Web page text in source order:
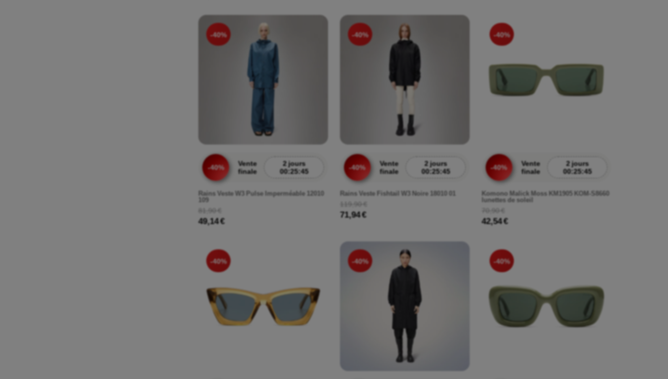
-40%
-40%
Vente
finale
2 jours
00:25:43
Rains Veste W3 Pulse Imperméable 12010
109
81,90 €
49,14 €
-40%
-40%
Vente
finale
2 jours
00:25:43
Rains Veste Fishtail W3 Noire 18010 01
119,90 €
71,94 €
-40%
-40%
Vente
finale
2 jours
00:25:43
Komono Malick Moss KM1905 KOM-S8660
lunettes de soleil
70,90 €
42,54 €
-40% -40% -40%